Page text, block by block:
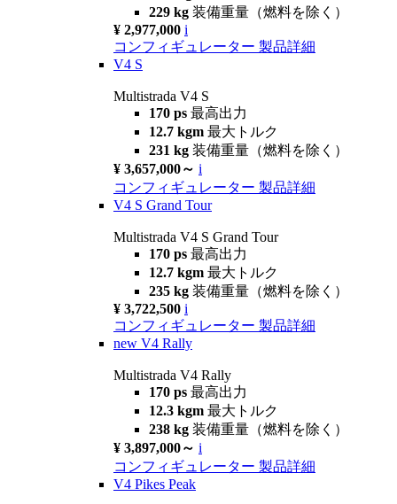
229 kg 装備重量（燃料を除く）
¥ 2,977,000 i
コンフィギュレーター 製品詳細
V4 S
Multistrada V4 S
170 ps 最高出力
12.7 kgm 最大トルク
231 kg 装備重量（燃料を除く）
¥ 3,657,000～ i
コンフィギュレーター 製品詳細
V4 S Grand Tour
Multistrada V4 S Grand Tour
170 ps 最高出力
12.7 kgm 最大トルク
235 kg 装備重量（燃料を除く）
¥ 3,722,500 i
コンフィギュレーター 製品詳細
new V4 Rally
Multistrada V4 Rally
170 ps 最高出力
12.3 kgm 最大トルク
238 kg 装備重量（燃料を除く）
¥ 3,897,000～ i
コンフィギュレーター 製品詳細
V4 Pikes Peak